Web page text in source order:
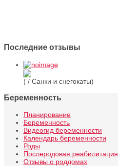
Последние отзывы
( / Санки и снегокаты)
Беременность
Планирование
Беременность
Видеогид беременности
Календарь беременности
Роды
Послеродовая реабилитация
Отзывы о роддомах